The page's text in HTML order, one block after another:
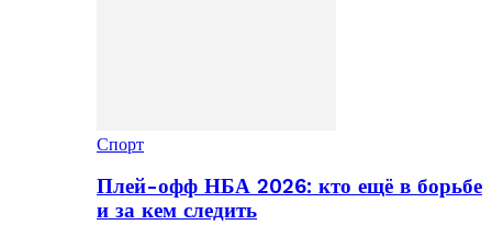
Спорт
Плей-офф НБА 2026: кто ещё в борьбе
и за кем следить